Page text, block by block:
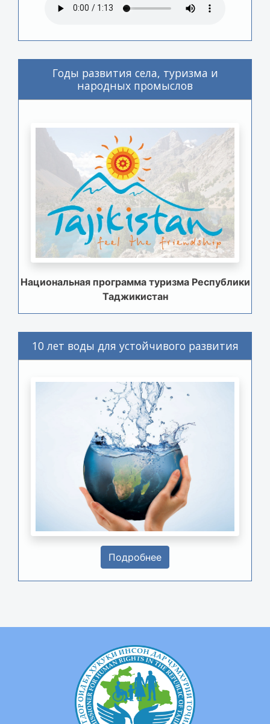
Годы развития села, туризма и
народных промыслов
Национальная программа туризма Республики
Таджикистан
10 лет воды для устойчивого развития
Подробнее